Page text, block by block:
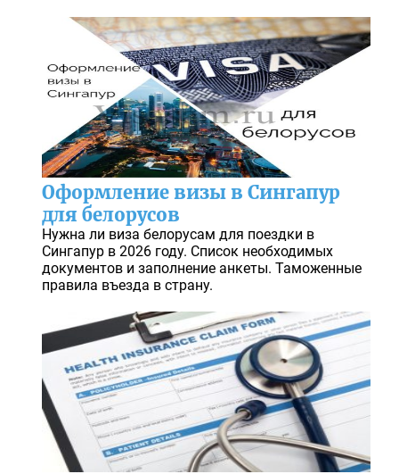
Оформление визы в Сингапур
для белорусов
Нужна ли виза белорусам для поездки в
Сингапур в 2026 году. Список необходимых
документов и заполнение анкеты. Таможенные
правила въезда в страну.